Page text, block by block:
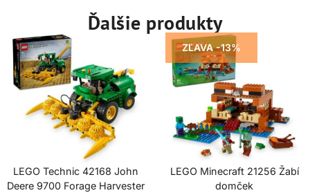
Ďalšie produkty
LEGO Technic 42168 John
Deere 9700 Forage Harvester
ZĽAVA -13%
LEGO Minecraft 21256 Žabí
domček